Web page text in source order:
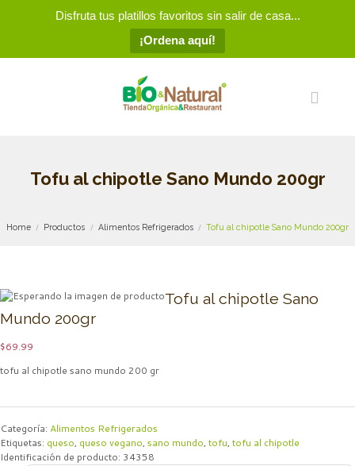
Disfruta tus platillos favoritos sin salir de casa...
¡Ordena aquí!
Tofu al chipotle Sano Mundo 200gr
Home Productos Alimentos Refrigerados Tofu al chipotle Sano Mundo 200gr
Tofu al chipotle Sano
Mundo 200gr
$69.99
tofu al chipotle sano mundo 200 gr
Categoría: Alimentos Refrigerados
Etiquetas: queso, queso vegano, sano mundo, tofu, tofu al chipotle
Identificación de producto: 34358